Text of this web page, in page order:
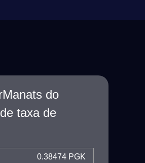
do
taxa de
0.38474 PGK